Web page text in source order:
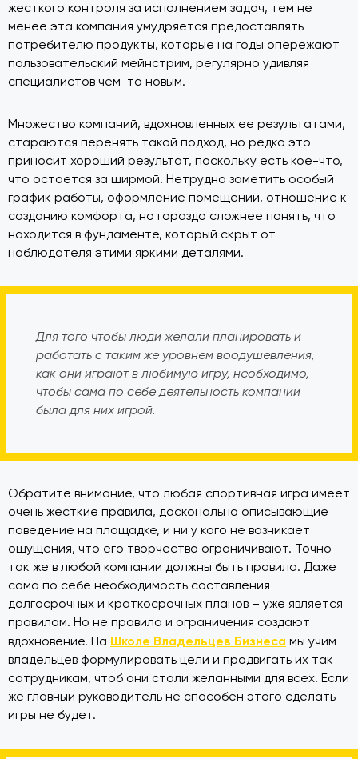
жесткого контроля за исполнением задач, тем не
менее эта компания умудряется предоставлять
потребителю продукты, которые на годы опережают
пользовательский мейнстрим, регулярно удивляя
специалистов чем-то новым.
Множество компаний, вдохновленных ее результатами,
стараются перенять такой подход, но редко это
приносит хороший результат, поскольку есть кое-что,
что остается за ширмой. Нетрудно заметить особый
график работы, оформление помещений, отношение к
созданию комфорта, но гораздо сложнее понять, что
находится в фундаменте, который скрыт от
наблюдателя этими яркими деталями.
Для того чтобы люди желали планировать и
работать с таким же уровнем воодушевления,
как они играют в любимую игру, необходимо,
чтобы сама по себе деятельность компании
была для них игрой.
Обратите внимание, что любая спортивная игра имеет
очень жесткие правила, досконально описывающие
поведение на площадке, и ни у кого не возникает
ощущения, что его творчество ограничивают. Точно
так же в любой компании должны быть правила. Даже
сама по себе необходимость составления
долгосрочных и краткосрочных планов – уже является
правилом. Но не правила и ограничения создают
вдохновение. На Школе Владельцев Бизнеса мы учим
владельцев формулировать цели и продвигать их так
сотрудникам, чтоб они стали желанными для всех. Если
же главный руководитель не способен этого сделать -
игры не будет.